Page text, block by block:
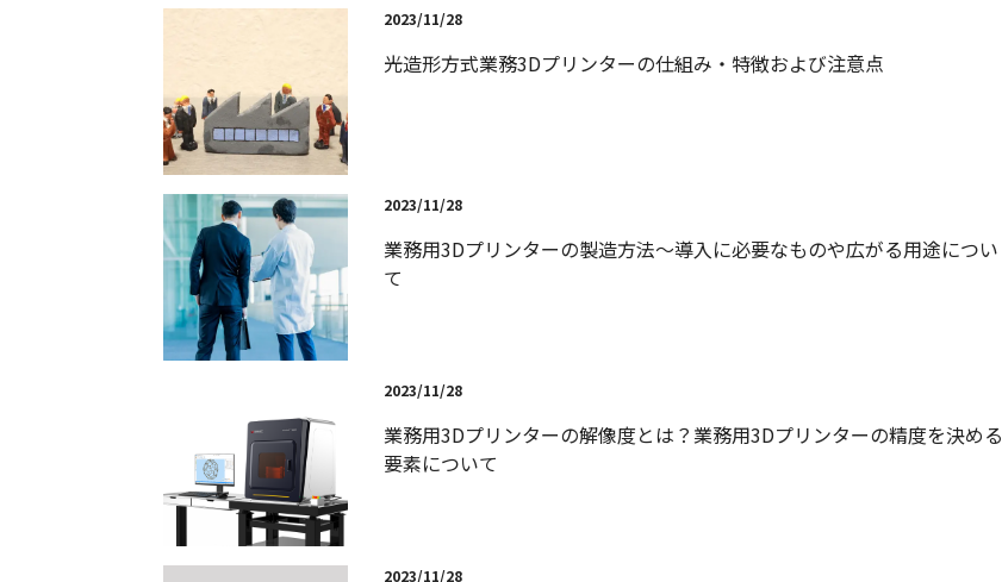
2023/11/28
光造形方式業務3Dプリンターの仕組み・特徴および注意点
2023/11/28
業務用3Dプリンターの製造方法～導入に必要なものや広がる用途につい
て
2023/11/28
業務用3Dプリンターの解像度とは？業務用3Dプリンターの精度を決める
要素について
2023/11/28